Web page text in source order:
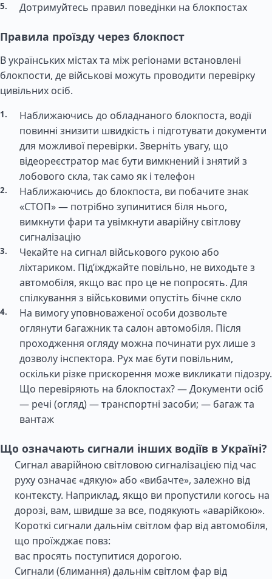
Дотримуйтесь правил поведінки на блокпостах
Правила проїзду через блокпост
В українських містах та між регіонами встановлені
блокпости, де військові можуть проводити перевірку
цивільних осіб.
Наближаючись до обладнаного блокпоста, водії
повинні знизити швидкість і підготувати документи
для можливої перевірки. Зверніть увагу, що
відеореєстратор має бути вимкнений і знятий з
лобового скла, так само як і телефон
Наближаючись до блокпоста, ви побачите знак
«СТОП» — потрібно зупинитися біля нього,
вимкнути фари та увімкнути аварійну світлову
сигналізацію
Чекайте на сигнал військового рукою або
ліхтариком. Під’їжджайте повільно, не виходьте з
автомобіля, якщо вас про це не попросять. Для
спілкування з військовими опустіть бічне скло
На вимогу уповноваженої особи дозвольте
оглянути багажник та салон автомобіля. Після
проходження огляду можна починати рух лише з
дозволу інспектора. Рух має бути повільним,
оскільки різке прискорення може викликати підозру.
Що перевіряють на блокпостах? — Документи осіб
— речі (огляд) — транспортні засоби; — багаж та
вантаж
Що означають сигнали інших водіїв в Україні?
Сигнал аварійною світловою сигналізацією під час
руху означає «дякую» або «вибачте», залежно від
контексту. Наприклад, якщо ви пропустили когось на
дорозі, вам, швидше за все, подякують «аварійкою».
Короткі сигнали дальнім світлом фар від автомобіля,
що проїжджає повз:
вас просять поступитися дорогою.
Сигнали (блимання) дальнім світлом фар від